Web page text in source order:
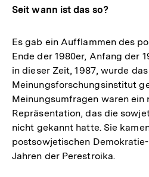
Seit wann ist das so?
Es gab ein Aufflammen des
Ende der 1980er, Anfang der
in dieser Zeit, 1987, wurde
Meinungsforschungsinstitut
Meinungsumfragen waren ein
Repräsentation, das die
nicht gekannt hatte. Sie
postsowjetischen
Jahren der Perestroika.